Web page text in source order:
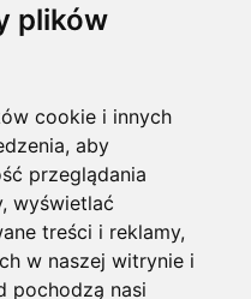
plików
cookie i innych
aby
przeglądania
wyświetlać
treści i reklamy,
w naszej witrynie i
pochodzą nasi
politykę prywatności.